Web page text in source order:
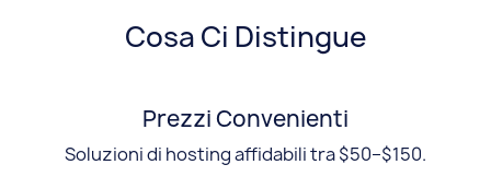
Cosa Ci Distingue
Prezzi Convenienti
Soluzioni di hosting affidabili tra $50–$150.